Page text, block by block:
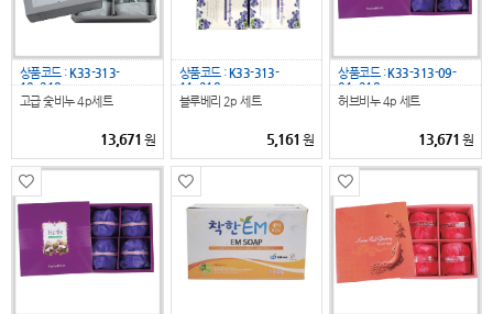
상품코드 : K33-313-
10_218
고급 숯비누 4p세트
13,671 원
상품코드 : K33-313-
11_218
블루베리 2p 세트
5,161 원
상품코드 : K33-313-09-
01_218
허브비누 4p 세트
13,671 원